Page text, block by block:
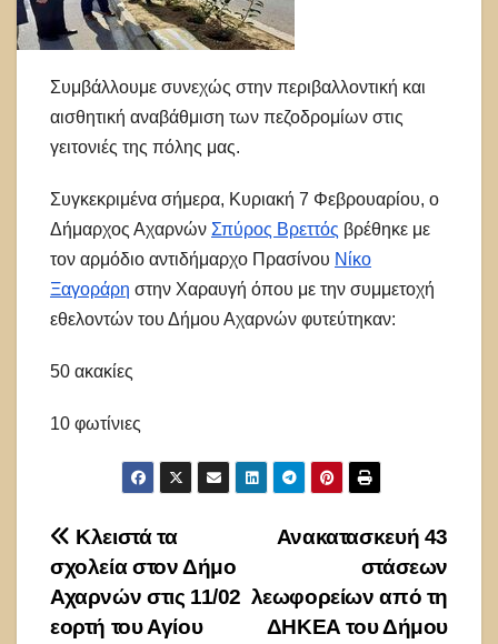
Συμβάλλουμε συνεχώς στην περιβαλλοντική και
αισθητική αναβάθμιση των πεζοδρομίων στις
γειτονιές της πόλης μας.
Συγκεκριμένα σήμερα, Κυριακή 7 Φεβρουαρίου, ο
Δήμαρχος Αχαρνών Σπύρος Βρεττός βρέθηκε με
τον αρμόδιο αντιδήμαρχο Πρασίνου Νίκο
Ξαγοράρη στην Χαραυγή όπου με την συμμετοχή
εθελοντών του Δήμου Αχαρνών φυτεύτηκαν:
50 ακακίες
10 φωτίνιες
Πλοήγηση
άρθρων
Ανακατασκευή 43
στάσεων
λεωφορείων από τη
ΔΗΚΕΑ του Δήμου
Κλειστά τα
σχολεία στον Δήμο
Αχαρνών στις 11/02
εορτή του Αγίου